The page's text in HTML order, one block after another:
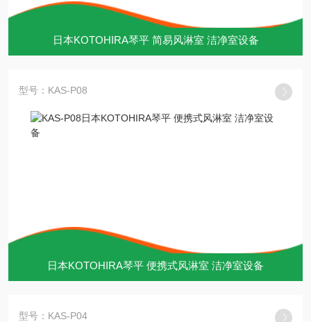
日本KOTOHIRA琴平 简易风淋室 洁净室设备
型号：KAS-P08
日本KOTOHIRA琴平 便携式风淋室 洁净室设备
型号：KAS-P04